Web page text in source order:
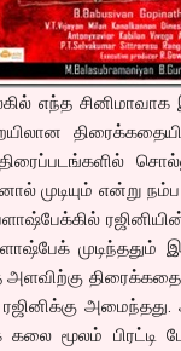
எந்த
முடியும் என்று
முடிந்ததும்
அளவிற்கு
ரஜினிக்கு
மூலம் பிரட்டி